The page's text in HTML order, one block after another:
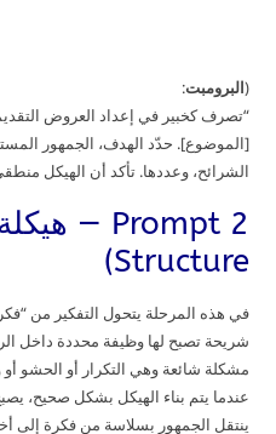
(البرومبت:
“تصرف كخبير في إعداد العروض
[الموضوع]. حدّد الهدف، الجمهور
الشرائح، وعددها. تأكد أن الهيكل
Structure)
في هذه المرحلة يتحول التفكير من
شريحة تصبح لها وظيفة محددة داخل
مشكلة شائعة وهي التكرار أو الحشو
عندما يتم بناء الهيكل بشكل صحيح،
ينتقل الجمهور بسلاسة من فكرة إلى